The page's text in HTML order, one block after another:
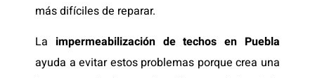
más difíciles de reparar.
La impermeabilización de techos en Puebla
ayuda a evitar estos problemas porque crea una